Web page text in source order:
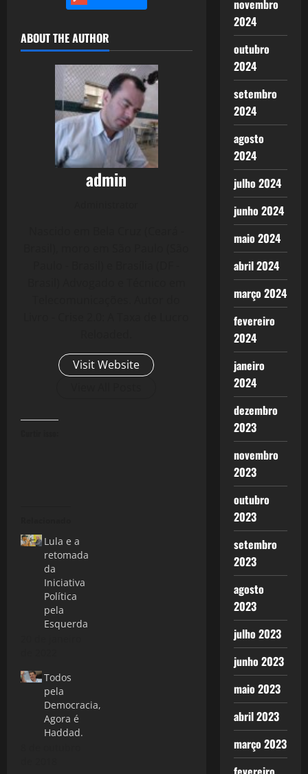
ABOUT THE AUTHOR
admin
Visit Website
Lula e a
retomada
da
Iniciativa
Política
pela
Esquerda
Todos
pela
Democracia,
Agora é
Haddad.
novembro
2024
outubro
2024
setembro
2024
agosto
2024
julho 2024
junho 2024
maio 2024
abril 2024
março 2024
fevereiro
2024
janeiro
2024
dezembro
2023
novembro
2023
outubro
2023
setembro
2023
agosto
2023
julho 2023
junho 2023
maio 2023
abril 2023
março 2023